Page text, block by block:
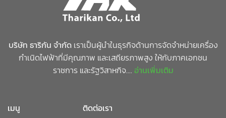
บริษัท ธาริกัน จำกัดเราเป็นผู้นำในธุรกิจด้านการจัดจำหน่ายเครื่อง
กำเนิดไฟฟ้าที่มีคุณภาพ และเสถียรภาพสูง ให้กับภาคเอกชน
ราชการ และรัฐวิสาหกิจ.... อ่านเพิ่มเติม
เมนู
ติดต่อเรา